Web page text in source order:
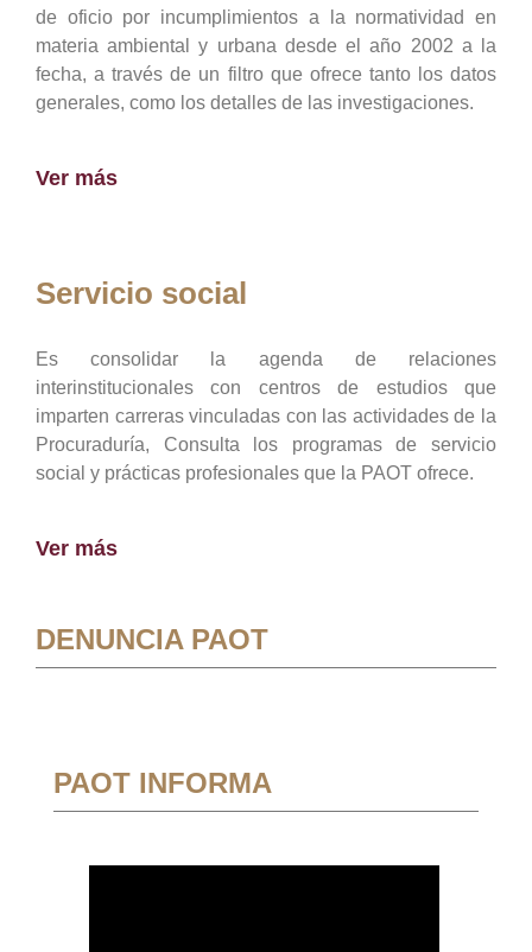
de oficio por incumplimientos a la normatividad en
materia ambiental y urbana desde el año 2002 a la
fecha, a través de un filtro que ofrece tanto los datos
generales, como los detalles de las investigaciones.
Ver más
Servicio social
Es consolidar la agenda de relaciones
interinstitucionales con centros de estudios que
imparten carreras vinculadas con las actividades de la
Procuraduría, Consulta los programas de servicio
social y prácticas profesionales que la PAOT ofrece.
Ver más
DENUNCIA PAOT
PAOT INFORMA